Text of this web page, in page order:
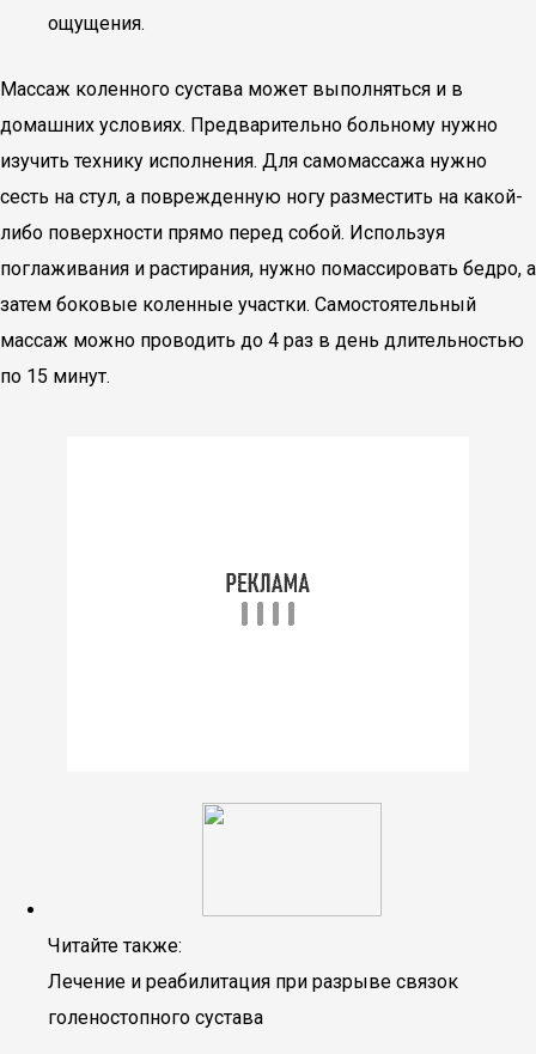
ощущения.
Массаж коленного сустава может выполняться и в
домашних условиях. Предварительно больному нужно
изучить технику исполнения. Для самомассажа нужно
сесть на стул, а поврежденную ногу разместить на какой-
либо поверхности прямо перед собой. Используя
поглаживания и растирания, нужно помассировать бедро, а
затем боковые коленные участки. Самостоятельный
массаж можно проводить до 4 раз в день длительностью
по 15 минут.
Читайте также:
Лечение и реабилитация при разрыве связок
голеностопного сустава